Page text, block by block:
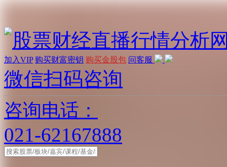
加入VIP 购买财富密钥 购买金股包 问客服
微信扫码咨询
咨询电话：
021-62167888